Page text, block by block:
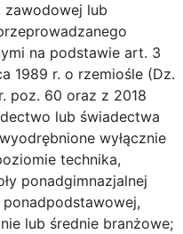
zawodowej lub
na podstawie art. 3
1989 r. o rzemiośle (Dz.
poz. 60 oraz z 2018
lub świadectwa
wyłącznie
technika,
ponadgimnazjalnej
lub średnie branżowe;